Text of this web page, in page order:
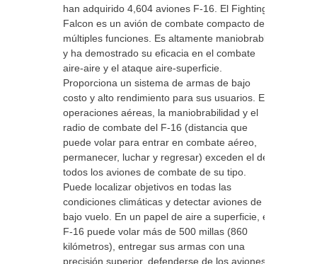
han adquirido 4,604 aviones F-16. El Fighting
Falcon es un avión de combate compacto de
múltiples funciones. Es altamente maniobrable
y ha demostrado su eficacia en el combate
aire-aire y el ataque aire-superficie.
Proporciona un sistema de armas de bajo
costo y alto rendimiento para sus usuarios. En
operaciones aéreas, la maniobrabilidad y el
radio de combate del F-16 (distancia que
puede volar para entrar en combate aéreo,
permanecer, luchar y regresar) exceden el de
todos los aviones de combate de su tipo.
Puede localizar objetivos en todas las
condiciones climáticas y detectar aviones de
bajo vuelo. En un papel de aire a superficie, el
F-16 puede volar más de 500 millas (860
kilómetros), entregar sus armas con una
precisión superior, defenderse de los aviones